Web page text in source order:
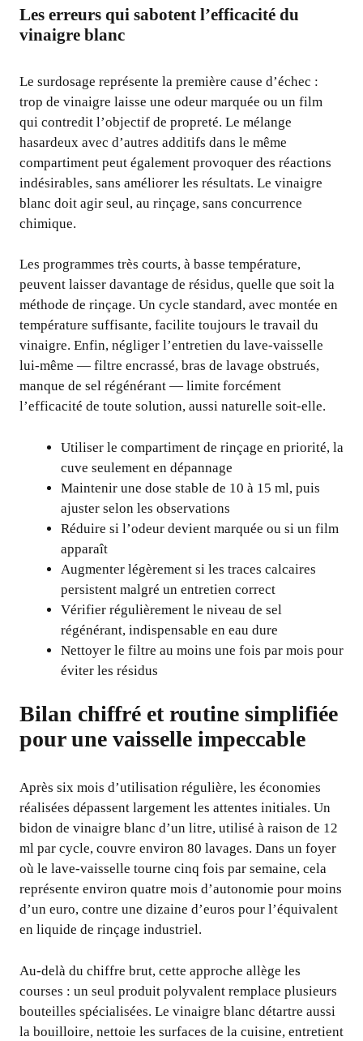
Les erreurs qui sabotent l’efficacité du
vinaigre blanc
Le surdosage représente la première cause d’échec :
trop de vinaigre laisse une odeur marquée ou un film
qui contredit l’objectif de propreté. Le mélange
hasardeux avec d’autres additifs dans le même
compartiment peut également provoquer des réactions
indésirables, sans améliorer les résultats. Le vinaigre
blanc doit agir seul, au rinçage, sans concurrence
chimique.
Les programmes très courts, à basse température,
peuvent laisser davantage de résidus, quelle que soit la
méthode de rinçage. Un cycle standard, avec montée en
température suffisante, facilite toujours le travail du
vinaigre. Enfin, négliger l’entretien du lave-vaisselle
lui-même — filtre encrassé, bras de lavage obstrués,
manque de sel régénérant — limite forcément
l’efficacité de toute solution, aussi naturelle soit-elle.
Utiliser le compartiment de rinçage en priorité, la
cuve seulement en dépannage
Maintenir une dose stable de 10 à 15 ml, puis
ajuster selon les observations
Réduire si l’odeur devient marquée ou si un film
apparaît
Augmenter légèrement si les traces calcaires
persistent malgré un entretien correct
Vérifier régulièrement le niveau de sel
régénérant, indispensable en eau dure
Nettoyer le filtre au moins une fois par mois pour
éviter les résidus
Bilan chiffré et routine simplifiée
pour une vaisselle impeccable
Après six mois d’utilisation régulière, les économies
réalisées dépassent largement les attentes initiales. Un
bidon de vinaigre blanc d’un litre, utilisé à raison de 12
ml par cycle, couvre environ 80 lavages. Dans un foyer
où le lave-vaisselle tourne cinq fois par semaine, cela
représente environ quatre mois d’autonomie pour moins
d’un euro, contre une dizaine d’euros pour l’équivalent
en liquide de rinçage industriel.
Au-delà du chiffre brut, cette approche allège les
courses : un seul produit polyvalent remplace plusieurs
bouteilles spécialisées. Le vinaigre blanc détartre aussi
la bouilloire, nettoie les surfaces de la cuisine, entretient